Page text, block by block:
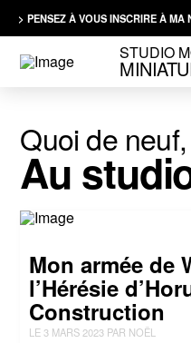
> PENSEZ À VOUS INSCRIRE À
STUDIO
Quoi de neuf,
Au
Mon armée de
l’Hérésie
Construction
LE 3 MARS 2023 PAR NOËL